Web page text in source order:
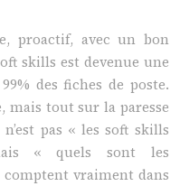
proactif, avec un bon
skills est devenue une
des fiches de poste.
mais tout sur la paresse
pas « les soft skills
« quels sont les
vraiment dans